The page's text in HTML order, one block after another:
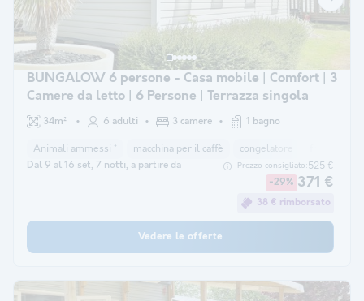
BUNGALOW 6 persone - Casa mobile | Comfort | 3
Camere da letto | 6 Persone | Terrazza singola
34m² 6 adulti 3 camere 1 bagno
Animali ammessi * macchina per il caffè congelatore
Dal 9 al 16 set, 7 notti, a partire da Prezzo consigliato:525 €
-29% 371 €
38 € rimborsato
Vedere le offerte